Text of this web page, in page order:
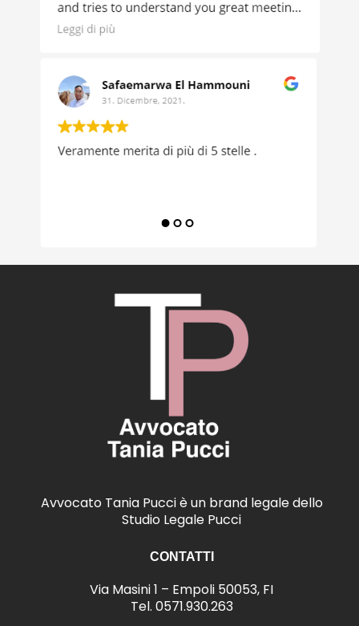
Avvocato Tania Pucci è un brand legale dello
Studio Legale Pucci
CONTATTI
Via Masini 1 – Empoli 50053, FI
Tel. 0571.930.263